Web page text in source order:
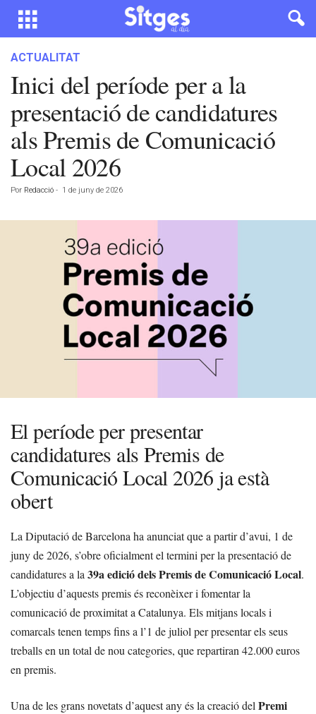
ACTUALITAT
Inici del període per a la
presentació de candidatures
als Premis de Comunicació
Local 2026
Por Redacció - 1 de juny de 2026
El període per presentar
candidatures als Premis de
Comunicació Local 2026 ja està
obert
La Diputació de Barcelona ha anunciat que a partir d’avui, 1 de
juny de 2026, s’obre oficialment el termini per la presentació de
candidatures a la 39a edició dels Premis de Comunicació Local.
L’objectiu d’aquests premis és reconèixer i fomentar la
comunicació de proximitat a Catalunya. Els mitjans locals i
comarcals tenen temps fins a l’1 de juliol per presentar els seus
treballs en un total de nou categories, que repartiran 42.000 euros
en premis.
Una de les grans novetats d’aquest any és la creació del Premi